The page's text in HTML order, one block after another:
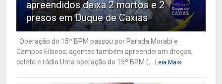
apreendidos deixa 2 mortos e 2
presos em Duque de Caxias
Operação do 15º BPM passou por Parada Morabi e
Campos Elíseos; agentes também apreenderam drogas,
colete e rádio Uma operação do 15º BPM (...
Leia Mais